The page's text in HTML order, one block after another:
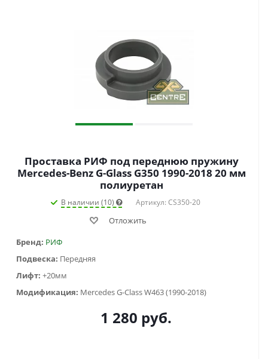
Проставка РИФ под переднюю пружину
Mercedes-Benz G-Glass G350 1990-2018 20 мм
полиуретан
В наличии (10) Артикул: CS350-20
Отложить
Бренд: РИФ
Подвеска: Передняя
Лифт: +20мм
Модификация: Mercedes G-Class W463 (1990-2018)
1 280 руб.